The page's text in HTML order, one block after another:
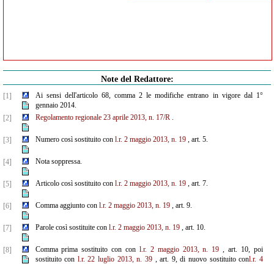
Note del Redattore:
[1]
Ai sensi dell'articolo 68, comma 2 le modifiche entrano in vigore dal 1°
gennaio 2014.
[2]
Regolamento regionale 23 aprile 2013, n. 17/R.
[3] Numero così sostituito con l.r. 2 maggio 2013, n. 19, art. 5.
[4] Nota soppressa.
[5] Articolo così sostituito con l.r. 2 maggio 2013, n. 19, art. 7.
[6] Comma aggiunto con l.r. 2 maggio 2013, n. 19, art. 9.
[7] Parole così sostituite con l.r. 2 maggio 2013, n. 19, art. 10.
[8] Comma prima sostituito con con l.r. 2 maggio 2013, n. 19 , art. 10, poi
sostituito con l.r. 22 luglio 2013, n. 39, art. 9, di nuovo sostituito conl.r. 4